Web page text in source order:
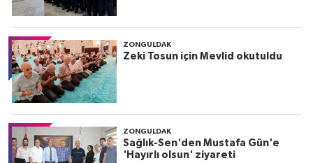
ZONGULDAK
Zeki Tosun için Mevlid okutuldu
ZONGULDAK
Sağlık-Sen'den Mustafa Gün'e
'Hayırlı olsun' ziyareti